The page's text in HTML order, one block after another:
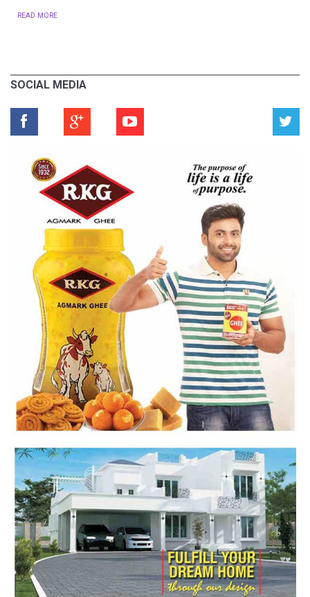
READ MORE
SOCIAL MEDIA